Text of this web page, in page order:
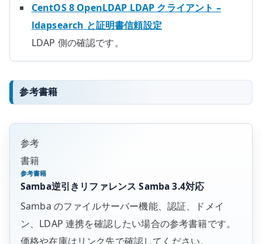
CentOS 8 OpenLDAP LDAP クライアント –
ldapsearch と証明書信頼設定
LDAP 側の確認です。
参考書籍
参考
書籍
参考書籍
Samba逆引きリファレンス Samba 3.4対応
Samba のファイルサーバー機能、認証、ドメイ
ン、LDAP 連携を確認したい場合の参考書籍です。
価格や在庫はリンク先で確認してください。